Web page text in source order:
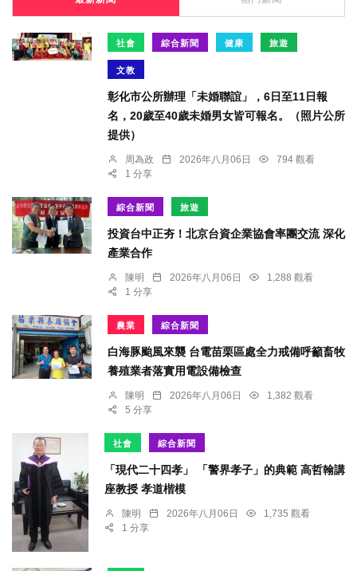
社會 綜合新聞 健康 旅遊
文教
彰化市公所辦理「未婚聯誼」，6日至11日報
名，20歲至40歲未婚男女皆可報名。（照片公所
提供）
周為政 2026年八月06日
794 觀看
1 分享
綜合新聞 旅遊
投資台中正夯！北京台資企業協會率團交流 深化
產業合作
陳明 2026年八月06日
1,288 觀看
1 分享
農業 綜合新聞
白海豚颱風來襲 台電苗栗區處全力戒備呼籲畜牧
養殖業者落實用電設備檢查
陳明 2026年八月06日
1,382 觀看
5 分享
社會 綜合新聞
「現代二十四孝」 「警界孝子」的典範 高哲翰講
座教授 孝道楷模
陳明 2026年八月06日
1,735 觀看
1 分享